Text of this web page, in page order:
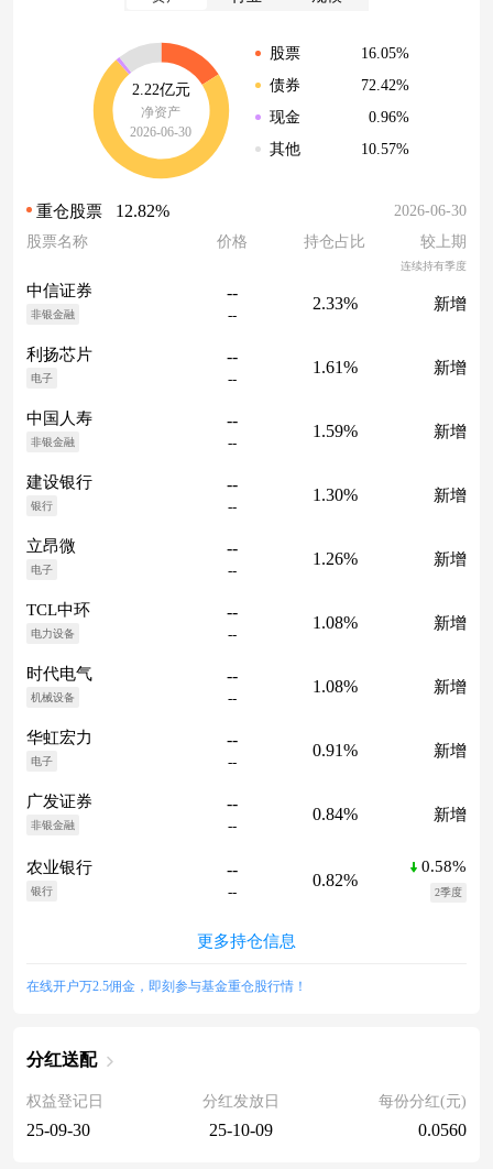
2.22亿元
净资产
2026-06-30
股票
16.05%
债券
72.42%
现金
0.96%
其他
10.57%
重仓股票 12.82%
2026-06-30
股票名称
价格 持仓占比 较上期
连续持有季度
中信证券
非银金融
--
--
2.33% 新增
利扬芯片
电子
--
--
1.61% 新增
中国人寿
非银金融
--
--
1.59% 新增
建设银行
银行
--
--
1.30% 新增
立昂微
电子
--
--
1.26% 新增
TCL中环
电力设备
--
--
1.08% 新增
时代电气
机械设备
--
--
1.08% 新增
华虹宏力
电子
--
--
0.91% 新增
广发证券
非银金融
--
--
0.84% 新增
农业银行
银行
--
--
0.82%
0.58%
2季度
更多持仓信息
在线开户万2.5佣金，即刻参与基金重仓股行情！
分红送配
权益登记日
25-09-30
分红发放日
25-10-09
每份分红(元)
0.0560